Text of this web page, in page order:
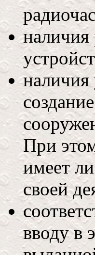
наличия
При
имеет
своей
вводу в